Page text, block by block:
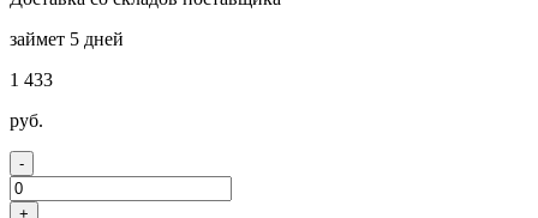
займет 5 дней
1 433
руб.
-
+